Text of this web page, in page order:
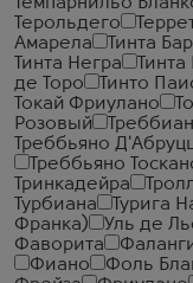
Терольдего
Амарела
Тинта
Тинта Негра
де Торо
Тинто
Токай Фриулано
Розовый
Треббьяно
Треббьяно
Тринкадейра
Турбиана
Турига
Франка)
Уль де
Фаворита
Фиано
Фоль